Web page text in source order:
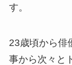
す。
23歳頃から俳
事から次々と